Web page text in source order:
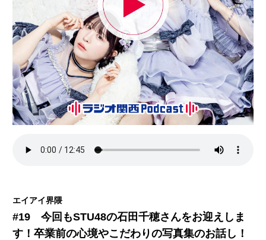
エイアイ界隈
#19 今回もSTU48の石田千穂さんをお迎えしま
す！卒業前の心境やこだわりの写真集のお話し！